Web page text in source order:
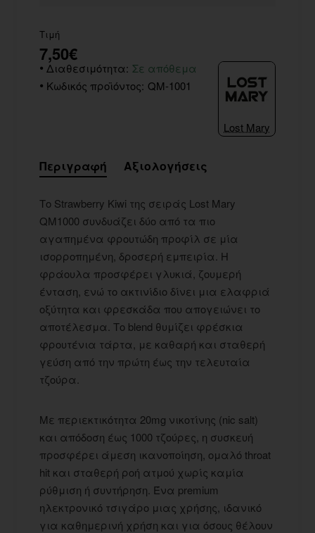
Τιμή
7,50€
Διαθεσιμότητα: Σε απόθεμα
Κωδικός προϊόντος: QM-1001
Lost Mary
Περιγραφή Αξιολογήσεις
Το Strawberry Kiwi της σειράς Lost Mary
QM1000 συνδυάζει δύο από τα πιο
αγαπημένα φρουτώδη προφίλ σε μία
ισορροπημένη, δροσερή εμπειρία. Η
φράουλα προσφέρει γλυκιά, ζουμερή
ένταση, ενώ το ακτινίδιο δίνει μια ελαφριά
οξύτητα και φρεσκάδα που απογειώνει το
αποτέλεσμα. Το blend θυμίζει φρέσκια
φρουτένια τάρτα, με καθαρή και σταθερή
γεύση από την πρώτη έως την τελευταία
τζούρα.
Με περιεκτικότητα 20mg νικοτίνης (nic salt)
και απόδοση έως 1000 τζούρες, η συσκευή
προσφέρει άμεση ικανοποίηση, ομαλό throat
hit και σταθερή ροή ατμού χωρίς καμία
ρύθμιση ή συντήρηση. Ένα premium
ηλεκτρονικό τσιγάρο μιας χρήσης, ιδανικό
για καθημερινή χρήση και για όσους θέλουν